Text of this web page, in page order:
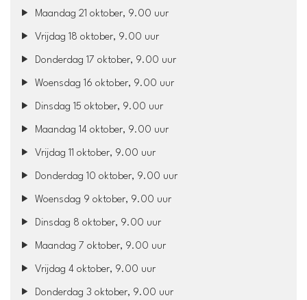
Maandag 21 oktober, 9.00 uur
Vrijdag 18 oktober, 9.00 uur
Donderdag 17 oktober, 9.00 uur
Woensdag 16 oktober, 9.00 uur
Dinsdag 15 oktober, 9.00 uur
Maandag 14 oktober, 9.00 uur
Vrijdag 11 oktober, 9.00 uur
Donderdag 10 oktober, 9.00 uur
Woensdag 9 oktober, 9.00 uur
Dinsdag 8 oktober, 9.00 uur
Maandag 7 oktober, 9.00 uur
Vrijdag 4 oktober, 9.00 uur
Donderdag 3 oktober, 9.00 uur